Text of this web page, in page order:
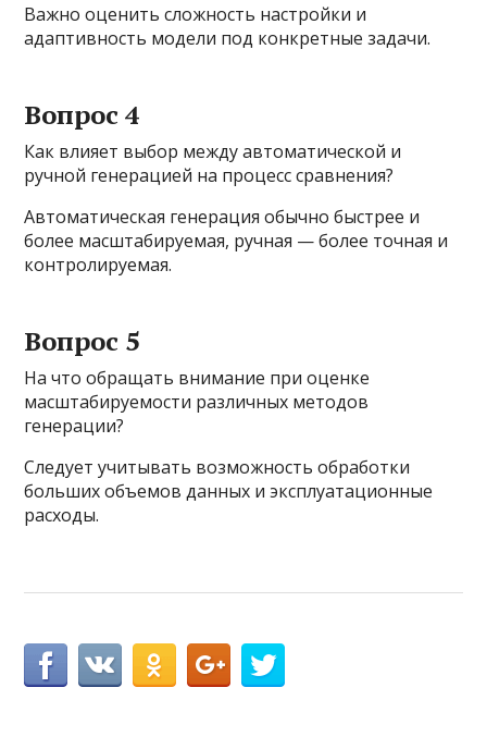
Важно оценить сложность настройки и
адаптивность модели под конкретные задачи.
Вопрос 4
Как влияет выбор между автоматической и
ручной генерацией на процесс сравнения?
Автоматическая генерация обычно быстрее и
более масштабируемая, ручная — более точная и
контролируемая.
Вопрос 5
На что обращать внимание при оценке
масштабируемости различных методов
генерации?
Следует учитывать возможность обработки
больших объемов данных и эксплуатационные
расходы.